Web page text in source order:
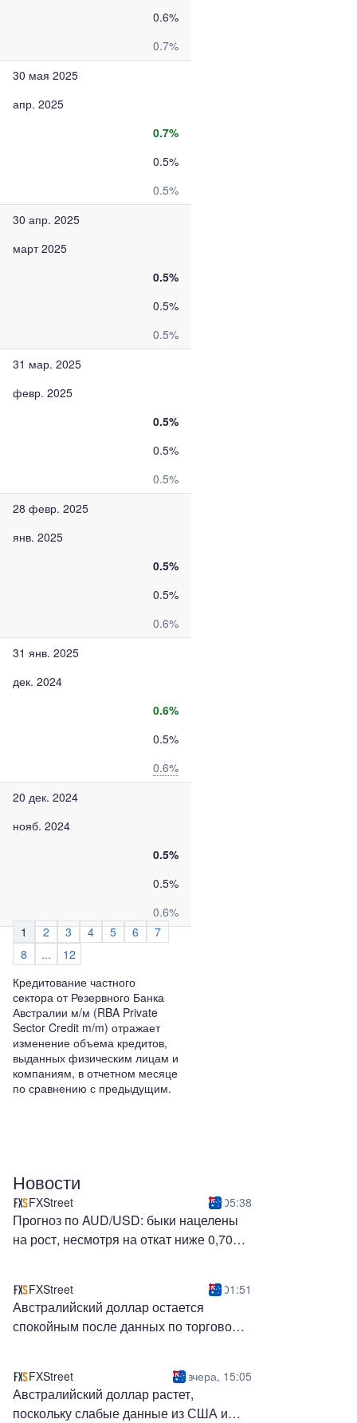
0.6%
0.7%
30 мая 2025
апр. 2025
0.7%
0.5%
0.5%
30 апр. 2025
март 2025
0.5%
0.5%
0.5%
31 мар. 2025
февр. 2025
0.5%
0.5%
0.5%
28 февр. 2025
янв. 2025
0.5%
0.5%
0.6%
31 янв. 2025
дек. 2024
0.6%
0.5%
0.6%
20 дек. 2024
нояб. 2024
0.5%
0.5%
0.6%
1
2 3 4 5 6
7
8
...
12
Кредитование частного
сектора от Резервного Банка
Австралии м/м (RBA Private
Sector Credit m/m) отражает
изменение объема кредитов,
выданных физическим лицам и
компаниям, в отчетном месяце
по сравнению с предыдущим.
Новости
FXStreet 05:38
Прогноз по AUD/USD: быки нацелены
на рост, несмотря на откат ниже 0,7065
FXStreet 01:51
Австралийский доллар остается
спокойным после данных по торговому
FXStreet вчера, 15:05
Австралийский доллар растет,
поскольку слабые данные из США и